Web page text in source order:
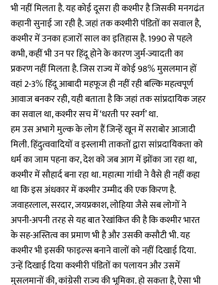
भी नहीं मिलता है. यह कोई दूसरा ही कश्मीर है जिसकी मनगढंत
कहानी सुनाई जा रही है. जहां तक कश्मीरी पंडितों का सवाल है,
कश्मीर में उनका हजारों साल का इतिहास है. 1990 से पहले
कभी, कहीं भी उन पर हिंदू होने के कारण जुर्म-ज्यादती का
प्रकरण नहीं मिलता है. जिस राज्य में कोई 98% मुसलमान हों
वहां 2-3% हिंदू आबादी महफूज ही नहीं रही बल्कि महत्वपूर्ण
आवाज बनकर रही, यही बताता है कि जहां तक सांप्रदायिक जहर
का सवाल था, कश्मीर सच में ‘धरती पर स्वर्ग’ था.
हम उस अभागे मुल्क के लोग हैं जिन्हें खून में सराबोर आजादी
मिली. हिंदुत्ववादियों व इस्लामी ताकतों द्वारा सांप्रदायिकता को
धर्म का जाम पहना कर, देश को जब आग में झोंका जा रहा था,
कश्मीर में सौहार्द बना रहा था. महात्मा गांधी ने वैसे ही नहीं कहा
था कि इस अंधकार में कश्मीर उम्मीद की एक किरण है.
जवाहरलाल, सरदार, जयप्रकाश, लोहिया जैसे सब लोगों ने
अपनी-अपनी तरह से यह बात रेखांकित की है कि कश्मीर भारत
के सह-अस्तित्व का प्रमाण भी है और उसकी कसौटी भी. यह
कश्मीर भी इसकी फाइल्स बनाने वालों को नहीं दिखाई दिया.
उन्हें दिखाई दिया कश्मीरी पंडितों का पलायन और उसमें
मुसलमानों की, कांग्रेसी राज्य की भूमिका. हो सकता है, ऐसा भी